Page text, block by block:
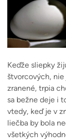
Keďže sliepky
štvorcových,
zranené, trpia
sa bežne deje i
vtedy, keď je v
liečba by bola
všetkých